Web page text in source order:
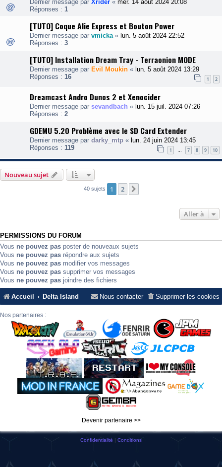
Dernier message par Xrider « mer. 14 août 2024 20:08
Réponses : 1
[TUTO] Coque Alie Express et Bouton Power
Dernier message par vmicka« lun. 5 août 2024 22:52
Réponses : 3
[TUTO] Installation Dream Tray - Terraonion MODE
Dernier message par Evil Moukin « lun. 5 août 2024 13:29
Réponses : 16 1 2
Dreamcast Andro Dunos 2 et Xenocider
Dernier message par sevandbach « lun. 15 juil. 2024 07:26
Réponses : 2
GDEMU 5.20 Problème avec le SD Card Extender
Dernier message par darky_mtp « lun. 24 juin 2024 13:45
Réponses : 119 1 … 7 8 9 10
Nouveau sujet
40 sujets 1 2
Aller à
PERMISSIONS DU FORUM
Vous ne pouvez pas poster de nouveaux sujets
Vous ne pouvez pas répondre aux sujets
Vous ne pouvez pas modifier vos messages
Vous ne pouvez pas supprimer vos messages
Vous ne pouvez pas joindre des fichiers
Accueil Delta Island Supprimer les cookies
Nous contacter
Nos partenaires :
Devenir partenaire >>
Confidentialité | Conditions